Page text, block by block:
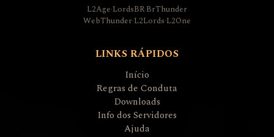
L2Age·LordsBR·BrThunder
WebThunder·L2Lords·L2One
LINKS RÁPIDOS
Início
Regras de Conduta
Downloads
Info dos Servidores
Ajuda